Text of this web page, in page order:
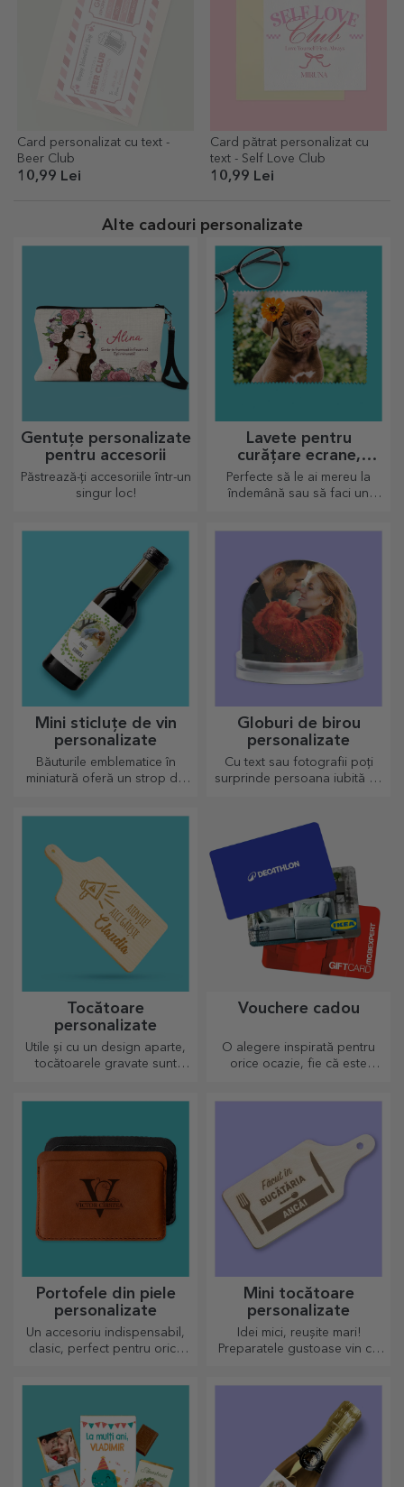
Card personalizat cu text -
Beer Club
10,99 Lei
Card pătrat personalizat cu
text - Self Love Club
10,99 Lei
Alte cadouri personalizate
Gentuțe personalizate
pentru accesorii
Păstrează-ți accesoriile într-un
singur loc!
Lavete pentru
curățare ecrane,
ochelari, personalizate
Perfecte să le ai mereu la
îndemână sau să faci un
Mini sticluțe de vin
personalizate
Băuturile emblematice în
miniatură oferă un strop de
Globuri de birou
personalizate
Cu text sau fotografii poți
surprinde persoana iubită cu
Tocătoare
personalizate
Utile și cu un design aparte,
tocătoarele gravate sunt
Vouchere cadou
O alegere inspirată pentru
orice ocazie, fie că este
Portofele din piele
personalizate
Un accesoriu indispensabil,
clasic, perfect pentru orice
Mini tocătoare
personalizate
Idei mici, reușite mari!
Preparatele gustoase vin cu